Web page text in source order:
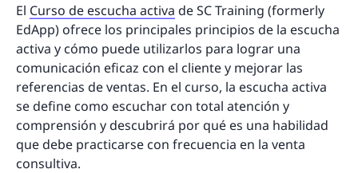
El Curso de escucha activa de SC Training (formerly
EdApp) ofrece los principales principios de la escucha
activa y cómo puede utilizarlos para lograr una
comunicación eficaz con el cliente y mejorar las
referencias de ventas. En el curso, la escucha activa
se define como escuchar con total atención y
comprensión y descubrirá por qué es una habilidad
que debe practicarse con frecuencia en la venta
consultiva.